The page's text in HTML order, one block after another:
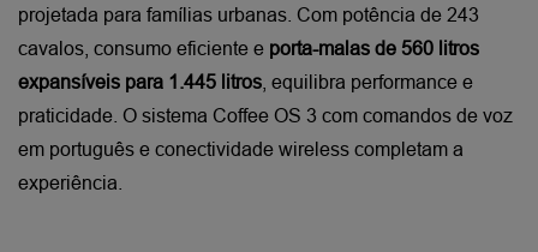
projetada para famílias urbanas. Com potência de 243
cavalos, consumo eficiente e porta-malas de 560 litros
expansíveis para 1.445 litros , equilibra performance e
praticidade. O sistema Coffee OS 3 com comandos de voz
em português e conectividade wireless completam a
experiência.